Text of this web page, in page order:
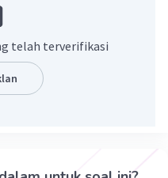
merupakan ruas
bidang persegi panjang
telah terverifikasi